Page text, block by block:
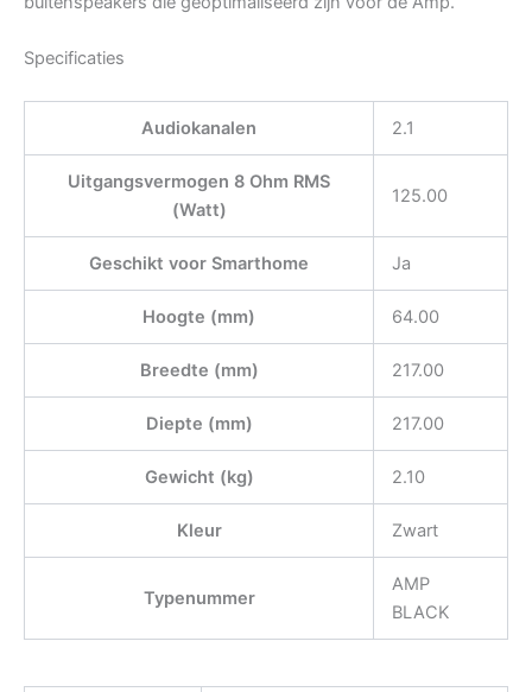
Specificaties
Audiokanalen 2.1
Uitgangsvermogen 8 Ohm RMS
(Watt)
125.00
Geschikt voor Smarthome Ja
Hoogte (mm) 64.00
Breedte (mm) 217.00
Diepte (mm) 217.00
Gewicht (kg) 2.10
Kleur Zwart
Typenummer
AMP
BLACK